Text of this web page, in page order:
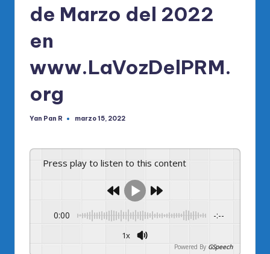
R
M
de Marzo del 2022
en
www.LaVozDelPRM.
org
Publicado
Yan Pan R marzo 15, 2022
Press play to listen to this content
0:00 -:--
1x
Powered By GSpeech